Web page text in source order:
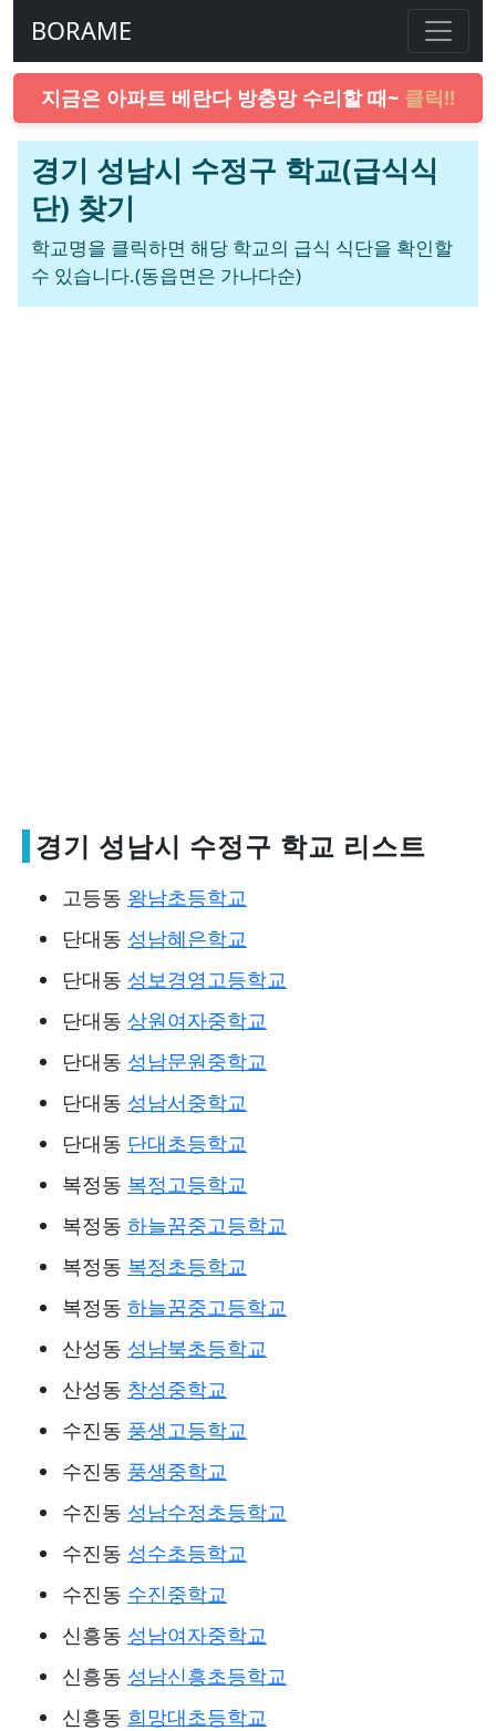
BORAME
지금은 아파트 베란다 방충망 수리할 때~ 클릭!!
경기 성남시 수정구 학교(급식식
단) 찾기
학교명을 클릭하면 해당 학교의 급식 식단을 확인할
수 있습니다.(동읍면은 가나다순)
경기 성남시 수정구 학교 리스트
고등동 왕남초등학교
단대동 성남혜은학교
단대동 성보경영고등학교
단대동 상원여자중학교
단대동 성남문원중학교
단대동 성남서중학교
단대동 단대초등학교
복정동 복정고등학교
복정동 하늘꿈중고등학교
복정동 복정초등학교
복정동 하늘꿈중고등학교
산성동 성남북초등학교
산성동 창성중학교
수진동 풍생고등학교
수진동 풍생중학교
수진동 성남수정초등학교
수진동 성수초등학교
수진동 수진중학교
신흥동 성남여자중학교
신흥동 성남신흥초등학교
신흥동 희망대초등학교